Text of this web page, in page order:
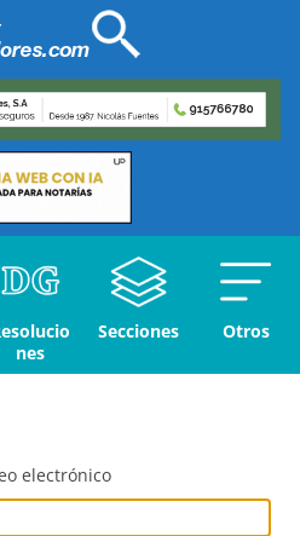
nes
Secciones Otros
electrónico